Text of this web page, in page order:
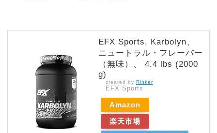
EFX Sports, Karbolyn、
ニュートラル・フレーバー
（無味）、 4.4 lbs (2000
g)
created by Rinker
EFX Sports
Amazon
楽天市場